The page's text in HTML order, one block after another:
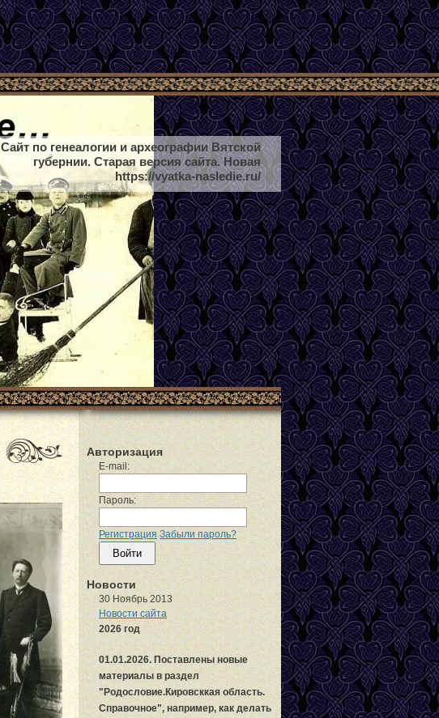
Сайт по генеалогии и археографии Вятской
губернии. Старая версия сайта. Новая
https://vyatka-nasledie.ru/
Авторизация
E-mail:
Пароль:
Регистрация Забыли пароль?
Новости
30 Ноябрь 2013
Новости сайта
2026 год
01.01.2026. Поставлены новые
материалы в раздел
"Родословие.Кировсккая область.
Справочное", например, как делать